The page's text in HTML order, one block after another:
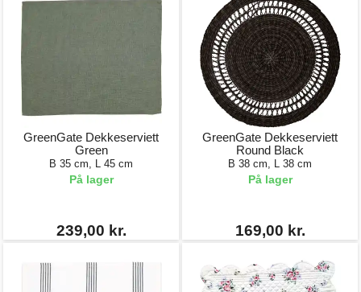
GreenGate Dekkeserviett
Green
B 35 cm, L 45 cm
På lager
239,00 kr.
GreenGate Dekkeserviett
Round Black
B 38 cm, L 38 cm
På lager
169,00 kr.